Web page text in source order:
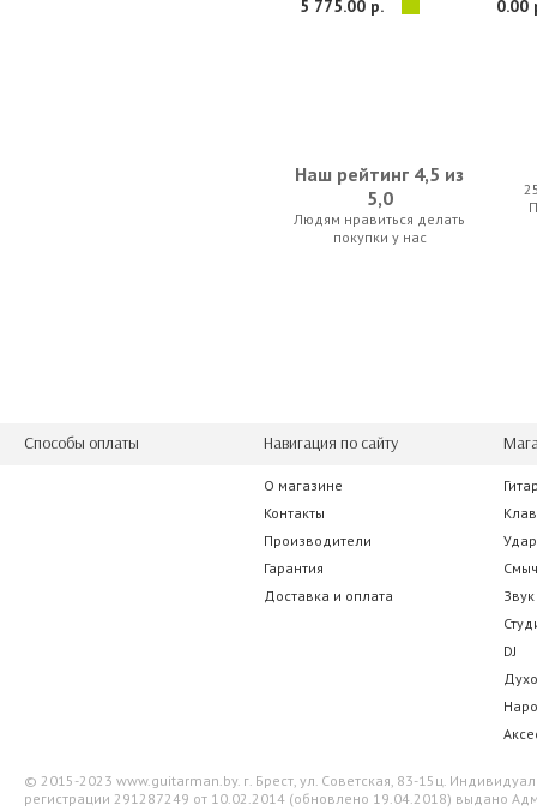
5 775.00 р. 0.00
Blackstar ID Core 10 V3 Sugar Skull 3
21.70 р.
Electro-
0.00
Наш рейтинг 4,5 из
5,0
Людям нравиться делать
покупки у нас
Способы оплаты Навигация по сайту
О магазине
Контакты
Производители
Гарантия
Доставка и оплата
Звук
DJ
© 2015-2023 www.guitarman.by. г. Брест, ул. Советская, 83-15ц.
регистрации 291287249 от 10.02.2014 (обновлено 19.04.2018) выдано